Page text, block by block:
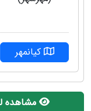
کیانمهر
مشاهده